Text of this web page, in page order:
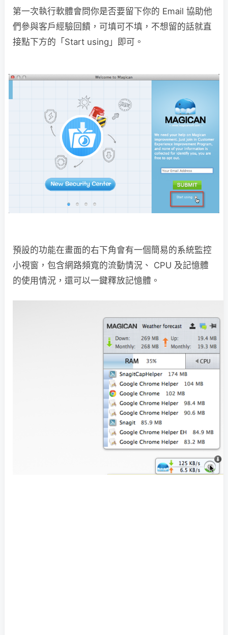
第一次執行軟體會問你是否要留下你的 Email 協助他
們參與客戶經驗回饋，可填可不填，不想留的話就直
接點下方的「Start using」即可。
預設的功能在畫面的右下角會有一個簡易的系統監控
小視窗，包含網路頻寬的流動情況、 CPU 及記憶體
的使用情況，還可以一鍵釋放記憶體。